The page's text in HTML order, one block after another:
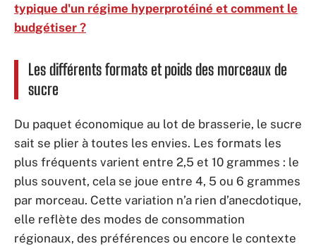
typique d'un régime hyperprotéiné et comment le
budgétiser ?
Les différents formats et poids des morceaux de
sucre
Du paquet économique au lot de brasserie, le sucre
sait se plier à toutes les envies. Les formats les
plus fréquents varient entre 2,5 et 10 grammes : le
plus souvent, cela se joue entre 4, 5 ou 6 grammes
par morceau. Cette variation n’a rien d’anecdotique,
elle reflète des modes de consommation
régionaux, des préférences ou encore le contexte